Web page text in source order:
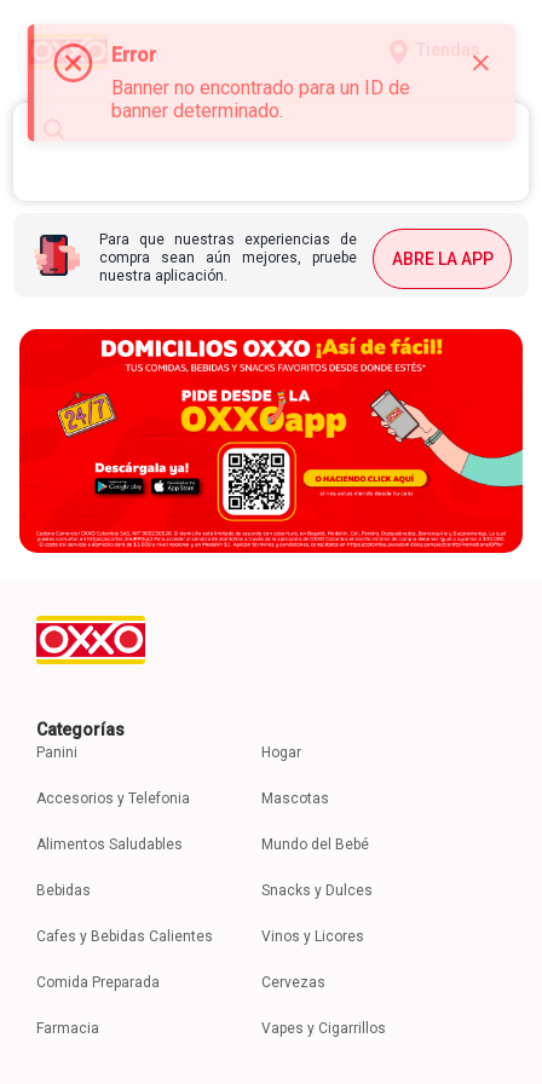
Error
Banner no encontrado para un ID de
banner determinado.
Tiendas
Para que nuestras experiencias de
compra sean aún mejores, pruebe
nuestra aplicación.
ABRE LA APP
Categorías
Panini
Accesorios y Telefonia
Alimentos Saludables
Bebidas
Cafes y Bebidas Calientes
Comida Preparada
Farmacia
Hogar
Mascotas
Mundo del Bebé
Snacks y Dulces
Vinos y Licores
Cervezas
Vapes y Cigarrillos